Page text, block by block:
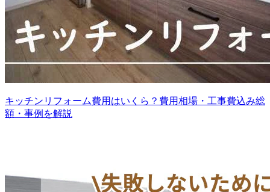
キッチンリフォーム費用はいくら？費用相場・工事費込み総
額・事例を解説